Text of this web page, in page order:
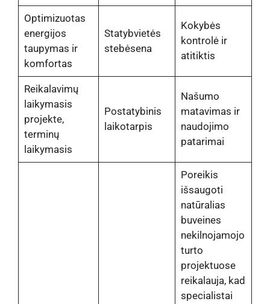
Optimizuotas
energijos
taupymas ir
komfortas
Statybvietės
stebėsena
Kokybės
kontrolė ir
atitiktis
Reikalavimų
laikymasis
projekte,
terminų
laikymasis
Postatybinis
laikotarpis
Našumo
matavimas ir
naudojimo
patarimai
Poreikis
išsaugoti
natūralias
buveines
nekilnojamojo
turto
projektuose
reikalauja, kad
specialistai